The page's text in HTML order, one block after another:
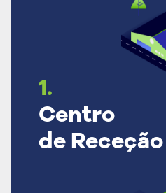
1.
Centro
de Receção